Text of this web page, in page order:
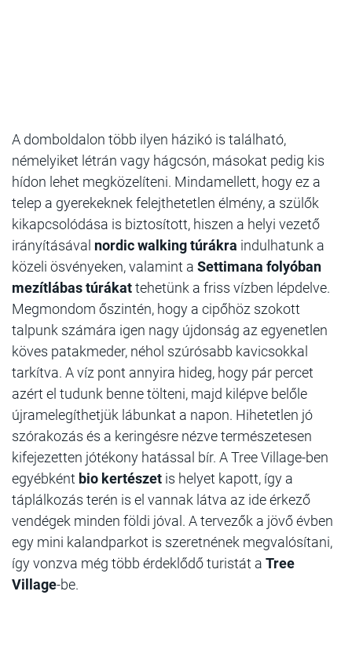
A domboldalon több ilyen házikó is található,
némelyiket létrán vagy hágcsón, másokat pedig kis
hídon lehet megközelíteni. Mindamellett, hogy ez a
telep a gyerekeknek felejthetetlen élmény, a szülők
kikapcsolódása is biztosított, hiszen a helyi vezető
irányításával nordic walking túrákra indulhatunk a
közeli ösvényeken, valamint a Settimana folyóban
mezítlábas túrákattehetünk a friss vízben lépdelve.
Megmondom őszintén, hogy a cipőhöz szokott
talpunk számára igen nagy újdonság az egyenetlen
köves patakmeder, néhol szúrósabb kavicsokkal
tarkítva. A víz pont annyira hideg, hogy pár percet
azért el tudunk benne tölteni, majd kilépve belőle
újramelegíthetjük lábunkat a napon. Hihetetlen jó
szórakozás és a keringésre nézve természetesen
kifejezetten jótékony hatással bír. A Tree Village-ben
egyébként bio kertészet is helyet kapott, így a
táplálkozás terén is el vannak látva az ide érkező
vendégek minden földi jóval. A tervezők a jövő évben
egy mini kalandparkot is szeretnének megvalósítani,
így vonzva még több érdeklődő turistát a Tree
Village-be.